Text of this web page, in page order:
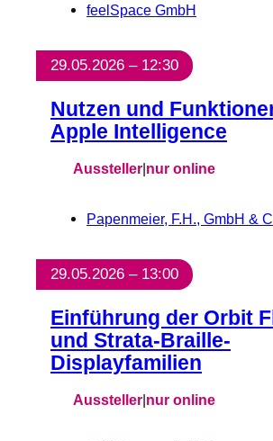
feelSpace GmbH
29.05.2026 – 12:30
Nutzen und
Apple Intelligence
Aussteller|nur online
Papenmeier, F.H., GmbH &
29.05.2026 – 13:00
Einführung der Orbit
und Strata-Braille-
Displayfamilien
Aussteller|nur online